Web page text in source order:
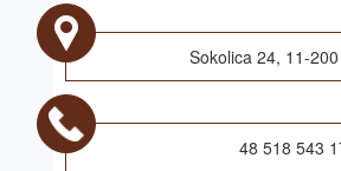
Sokolica 24, 11-
48 518 543